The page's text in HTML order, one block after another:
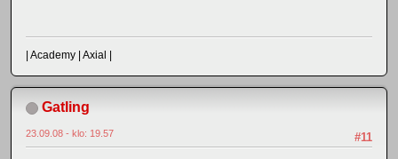
| Academy | Axial |
Gatling
#11
23.09.08 - klo: 19.57